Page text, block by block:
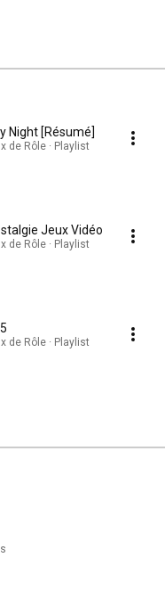
Night [Résumé]
de Rôle · Playlist
Jeux Vidéo
de Rôle · Playlist
de Rôle · Playlist